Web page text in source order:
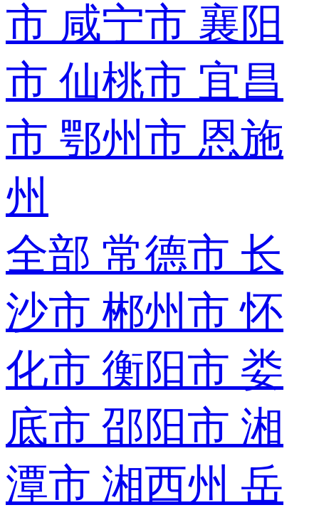
市 咸宁市 襄阳
市 仙桃市 宜昌
市 鄂州市 恩施
州
全部 常德市 长
沙市 郴州市 怀
化市 衡阳市 娄
底市 邵阳市 湘
潭市 湘西州 岳